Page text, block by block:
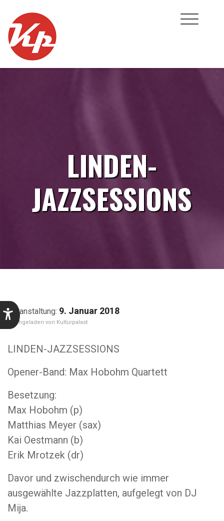
content
LINDEN-
JAZZSESSIONS
9. Januar 2018
Kulturpalast
LINDEN-JAZZSESSIONS
Opener-Band: Max Hobohm Quartett
Besetzung:
Max Hobohm (p)
Matthias Meyer (sax)
Kai Oestmann (b)
Erik Mrotzek (dr)
Davor und zwischendurch wie immer
ausgewählte Jazzplatten, aufgelegt von DJ
Mija.